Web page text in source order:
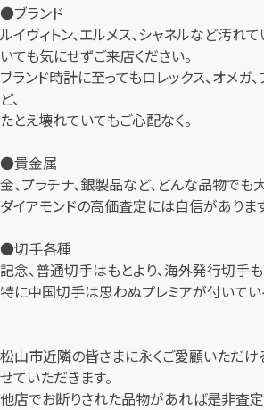
●ブランド
ルイヴィトン、エルメス、シャネルなど汚れ
いても気にせずご来店ください。
ブランド時計に至ってもロレックス、オメガ、
ど、
たとえ壊れていてもご心配なく。
●貴金属
金、プラチナ、銀製品など、どんな品物でも
ダイアモンドの高価査定には自信がありま
●切手各種
記念、普通切手はもとより、海外発行切手
特に中国切手は思わぬプレミアが付いてい
松山市近隣の皆さまに永くご愛顧いただけ
せていただきます。
他店でお断りされた品物があれば是非査定